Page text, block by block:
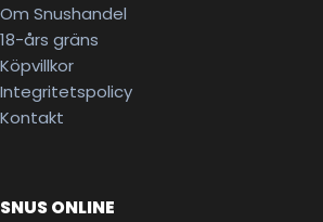
Om Snushandel
18-års gräns
Köpvillkor
Integritetspolicy
Kontakt
SNUS ONLINE